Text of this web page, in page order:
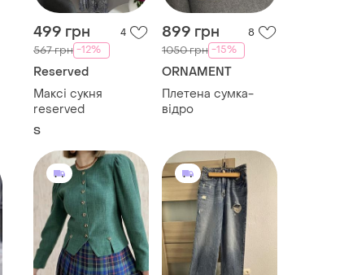
499 грн 4
567 грн -12%
Reserved
Максі сукня
reserved
S
899 грн 8
1050 грн -15%
ORNAMENT
Плетена сумка-
відро